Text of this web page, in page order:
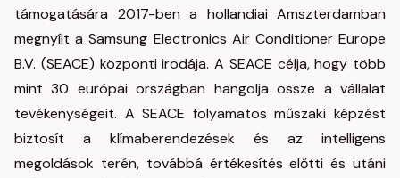
támogatására 2017-ben a hollandiai Amszterdamban
megnyílt a Samsung Electronics Air Conditioner Europe
B.V. (SEACE) központi irodája. A SEACE célja, hogy több
mint 30 európai országban hangolja össze a vállalat
tevékenységeit. A SEACE folyamatos műszaki képzést
biztosít a klímaberendezések és az intelligens
megoldások terén, továbbá értékesítés előtti és utáni